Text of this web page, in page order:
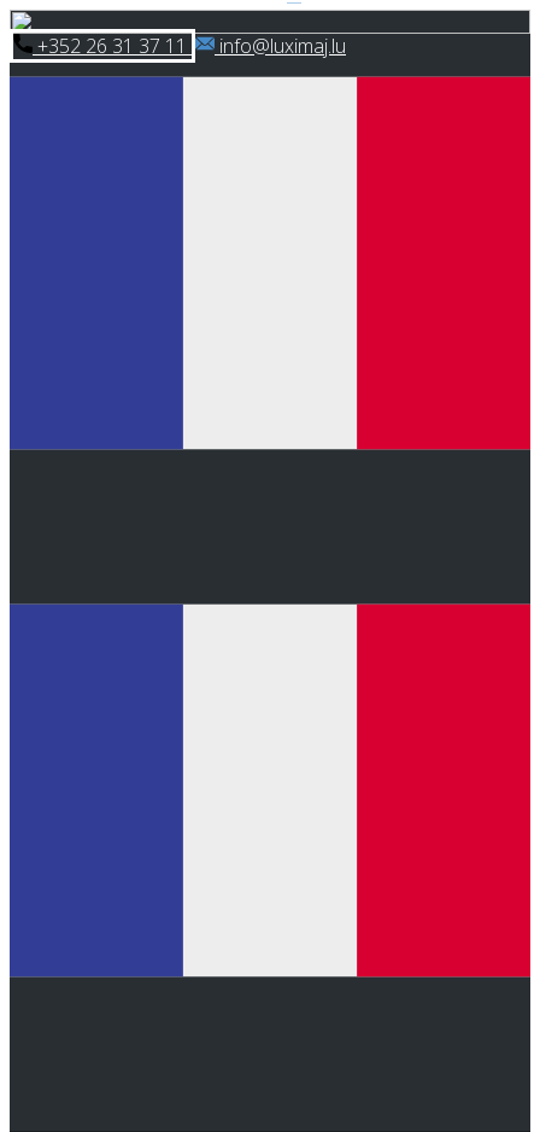
Skip
to
content
​+352 26 31 37 11 ​info@luximaj.lu